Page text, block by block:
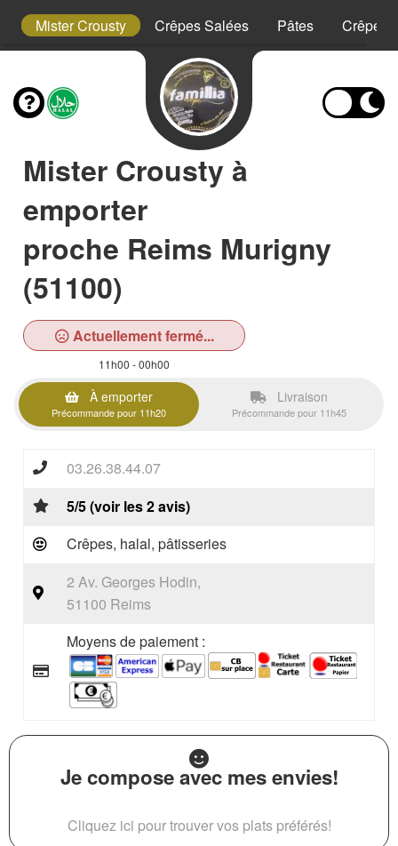
Mister Crousty Crêpes Salées Pâtes Crêpes
Mister Crousty à
emporter
proche Reims Murigny
(51100)
Actuellement fermé...
11h00 - 00h00
À emporter
Précommande pour 11h20
Livraison
Précommande pour 11h45
03.26.38.44.07
5/5 (voir les 2 avis)
Crêpes, halal, pâtisseries
2 Av. Georges Hodin,
51100 Reims
Moyens de paiement :
Je compose avec mes envies!
Cliquez ici pour trouver vos plats préférés!